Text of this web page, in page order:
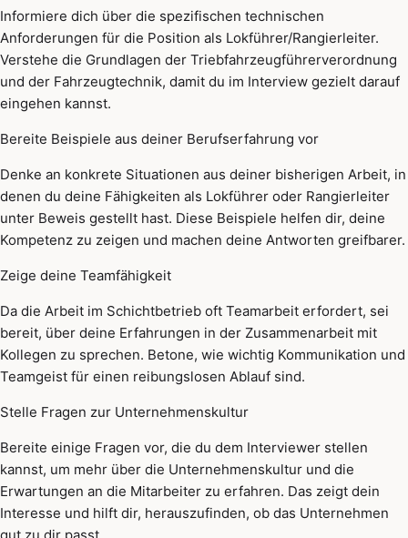
Informiere dich über die spezifischen technischen
Anforderungen für die Position als Lokführer/Rangierleiter.
Verstehe die Grundlagen der Triebfahrzeugführerverordnung
und der Fahrzeugtechnik, damit du im Interview gezielt darauf
eingehen kannst.
Bereite Beispiele aus deiner Berufserfahrung vor
Denke an konkrete Situationen aus deiner bisherigen Arbeit, in
denen du deine Fähigkeiten als Lokführer oder Rangierleiter
unter Beweis gestellt hast. Diese Beispiele helfen dir, deine
Kompetenz zu zeigen und machen deine Antworten greifbarer.
Zeige deine Teamfähigkeit
Da die Arbeit im Schichtbetrieb oft Teamarbeit erfordert, sei
bereit, über deine Erfahrungen in der Zusammenarbeit mit
Kollegen zu sprechen. Betone, wie wichtig Kommunikation und
Teamgeist für einen reibungslosen Ablauf sind.
Stelle Fragen zur Unternehmenskultur
Bereite einige Fragen vor, die du dem Interviewer stellen
kannst, um mehr über die Unternehmenskultur und die
Erwartungen an die Mitarbeiter zu erfahren. Das zeigt dein
Interesse und hilft dir, herauszufinden, ob das Unternehmen